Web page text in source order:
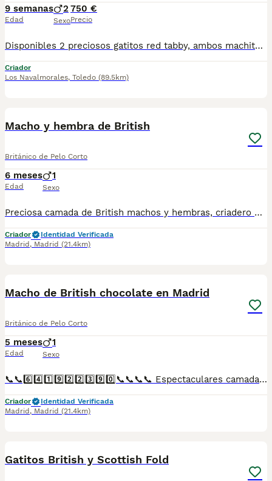
9 semanas
Edad
2
Sexo
750 €
Precio
Disponibles 2 preciosos gatitos red tabby, ambos machitos. Excelente caracter. Sanos fuertes y gorditos. Criados en ambiente familiar. Se entregan con revision veterinaria, desparasitacion, primera vacuna y cartilla sanitaria. Interesados escribir, envio mas fotos y videos de los gatitos. Gracias.
Criador
Los Navalmorales, Toledo (89.5km)
Macho y hembra de British
Británico de Pelo Corto
6 meses
Edad
1
Sexo
Preciosa camada de British machos y hembras, criadero profesional, se entregan con su cartilla veterinaria, vacunados y desparasitados con garantía vírica y congénitas, compra en confianza, los precios varian según camada pelaje y sexo, hacemos envios a contrareembolso a toda españa con chófer particular a cargo del comprador. Facebook Nuestros Peludos Tlf 641922390
Criador
Identidad Verificada
Madrid , Madrid (21.4km)
Macho de British chocolate en Madrid
Británico de Pelo Corto
5 meses
Edad
1
Sexo
📞📞6️⃣4️⃣1️⃣9️⃣2️⃣2️⃣3️⃣9️⃣0️⃣📞📞📞📞 Espectaculares camadas de perritos de British chocolate nacionales descendientes de las mejores líneas de sangre. Disponibles tanto hembras como machos. Las camadas están bajo supervisión veterinaria desde su nacimiento hasta que son entregadas a su nueva familia. Criados por un equipo de profesionales y mejores personas que, con más de 20 años de experiencia , cuidan a los animales por vocación, aplicando una cría ética y responsable para que cada cachorro se desarrolle con la mejor salud y con un buen temperamento. Todos los cachorritos se entregan con unos dos meses y medio de edad y sus vacunas correspondientes, desparasitados interna y externamente, con certificado de salud, y garantía tanto por enfermedad vírica como congénito genética. Posibilidad de entregar en toda España mediante transporte propio preparado para animales y con chofer privado. Los precios pueden variar según las características y morfología de cada cachorro. Añádenos al whats app o llámanos, y encantados atenderemos todas tus dudas y consultas. Teléfono / Whats app: 641 92 23 90
Criador
Identidad Verificada
Madrid , Madrid (21.4km)
Gatitos British y Scottish Fold